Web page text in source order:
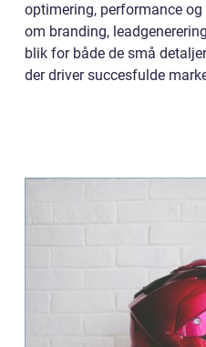
optimering, performance
om branding,
blik for både de små
der driver succesfulde